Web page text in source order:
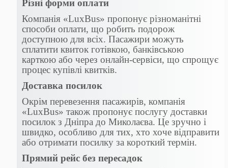
Різні форми оплати
Компанія «LuxBus» пропонує різноманітні
способи оплати, що робить подорож
доступною для всіх. Пасажири можуть
сплатити квиток готівкою, банківською
карткою або через онлайн-сервіси, що спрощує
процес купівлі квитків.
Доставка посилок
Окрім перевезення пасажирів, компанія
«LuxBus» також пропонує послугу доставки
посилок з Дніпра до Миколаєва. Це зручно і
швидко, особливо для тих, хто хоче відправити
або отримати посилку за короткий термін.
Прямий рейс без пересадок